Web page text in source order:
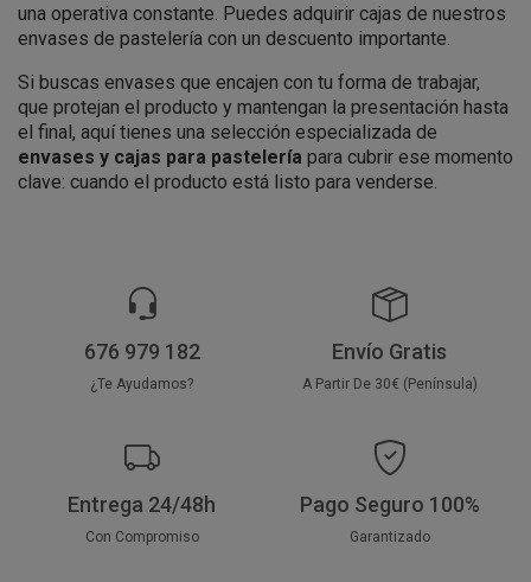
una operativa constante. Puedes adquirir cajas de nuestros
envases de pastelería con un descuento importante.
Si buscas envases que encajen con tu forma de trabajar,
que protejan el producto y mantengan la presentación hasta
el final, aquí tienes una selección especializada de
envases y cajas para pastelería para cubrir ese momento
clave: cuando el producto está listo para venderse.
676 979 182
¿Te Ayudamos?
Envío Gratis
A Partir De 30€ (Península)
Entrega 24/48h
Con Compromiso
Pago Seguro 100%
Garantizado